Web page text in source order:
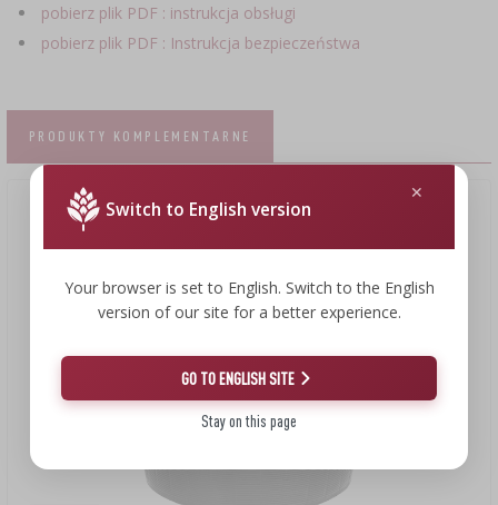
pobierz plik PDF : instrukcja obsługi
pobierz plik PDF : Instrukcja bezpieczeństwa
PRODUKTY KOMPLEMENTARNE
Nowa cena(-13%)
Switch to English version
Your browser is set to English. Switch to the English
version of our site for a better experience.
GO TO ENGLISH SITE
Stay on this page